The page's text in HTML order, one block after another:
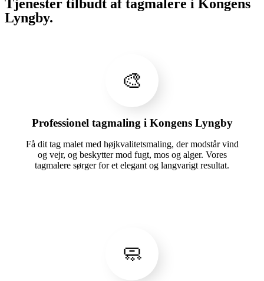
Tjenester tilbudt af tagmalere i Kongens
Lyngby.
🎨
Professionel tagmaling i Kongens Lyngby
Få dit tag malet med højkvalitetsmaling, der modstår vind
og vejr, og beskytter mod fugt, mos og alger. Vores
tagmalere sørger for et elegant og langvarigt resultat.
🧼